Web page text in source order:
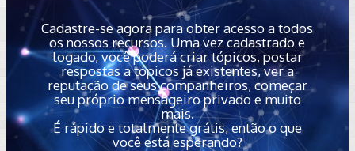
Cadastre-se agora para obter acesso a todos
os nossos recursos. Uma vez cadastrado e
logado, você poderá criar tópicos, postar
respostas a tópicos já existentes, ver a
reputação de seus companheiros, começar
seu próprio mensageiro privado e muito
mais.
É rápido e totalmente grátis, então o que
você está esperando?